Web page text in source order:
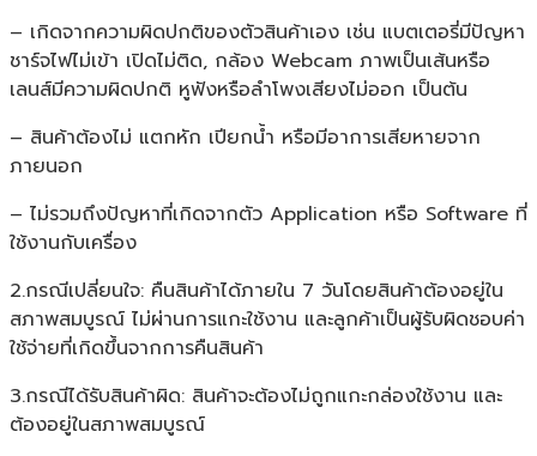
– เกิดจากความผิดปกติของตัวสินค้าเอง เช่น แบตเตอรี่มีปัญหา
ชาร์จไฟไม่เข้า เปิดไม่ติด, กล้อง Webcam ภาพเป็นเส้นหรือ
เลนส์มีความผิดปกติ หูฟังหรือลำโพงเสียงไม่ออก เป็นต้น
– สินค้าต้องไม่ แตกหัก เปียกน้ำ หรือมีอาการเสียหายจาก
ภายนอก
– ไม่รวมถึงปัญหาที่เกิดจากตัว Application หรือ Software ที่
ใช้งานกับเครื่อง
2.กรณีเปลี่ยนใจ: คืนสินค้าได้ภายใน 7 วันโดยสินค้าต้องอยู่ใน
สภาพสมบูรณ์ ไม่ผ่านการแกะใช้งาน และลูกค้าเป็นผู้รับผิดชอบค่า
ใช้จ่ายที่เกิดขึ้นจากการคืนสินค้า
3.กรณีได้รับสินค้าผิด: สินค้าจะต้องไม่ถูกแกะกล่องใช้งาน และ
ต้องอยู่ในสภาพสมบูรณ์